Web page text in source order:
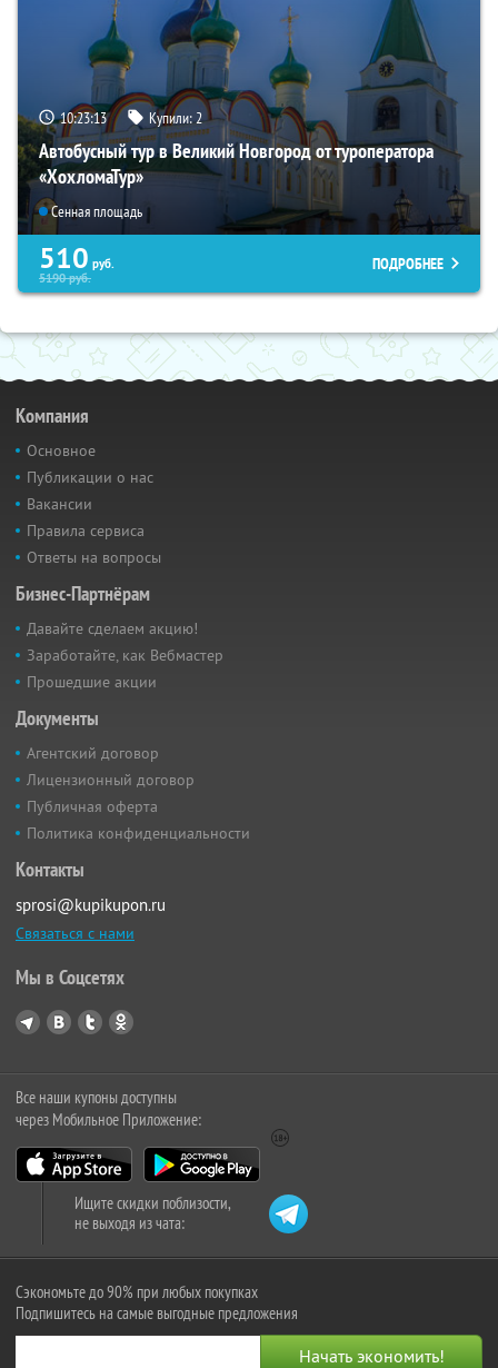
10:23:12 Купили:2
Автобусный тур в Великий Новгород от туроператора
«ХохломаТур»
Сенная площадь
510 руб.
5190руб.
ПОДРОБНЕЕ
Компания
Основное
Публикации о нас
Вакансии
Правила сервиса
Ответы на вопросы
Бизнес-Партнёрам
Давайте сделаем акцию!
Заработайте, как Вебмастер
Прошедшие акции
Документы
Агентский договор
Лицензионный договор
Публичная оферта
Политика конфиденциальности
Контакты
sprosi@kupikupon.ru
Связаться с нами
Мы в Соцсетях
Все наши купоны доступны
через Мобильное Приложение:
Ищите скидки поблизости,
не выходя из чата:
Сэкономьте до 90% при любых покупках
Подпишитесь на самые выгодные предложения